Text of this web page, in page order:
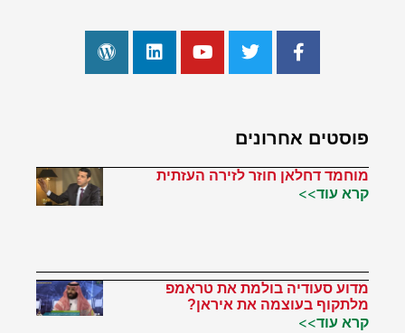
פוסטים אחרונים
מוחמד דחלאן חוזר לזירה העזתית
קרא עוד>>
מדוע סעודיה בולמת את טראמפ
מלתקוף בעוצמה את איראן?
קרא עוד>>